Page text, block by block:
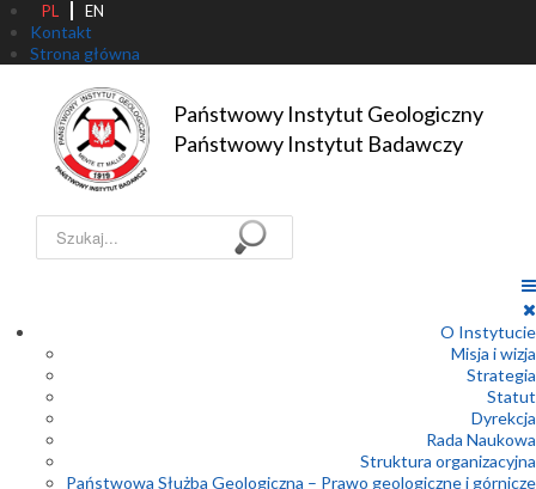
PL EN
Kontakt
Strona główna
Państwowy Instytut Geologiczny
Państwowy Instytut Badawczy
Szukaj...
O Instytucie
Misja i wizja
Strategia
Statut
Dyrekcja
Rada Naukowa
Struktura organizacyjna
Państwowa Służba Geologiczna – Prawo geologiczne i górnicze